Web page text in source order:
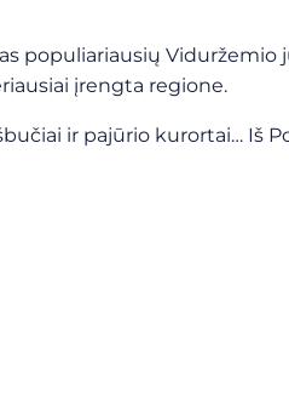
populiariausių Viduržemio
įrengta regione.
ir pajūrio kurortai… Iš